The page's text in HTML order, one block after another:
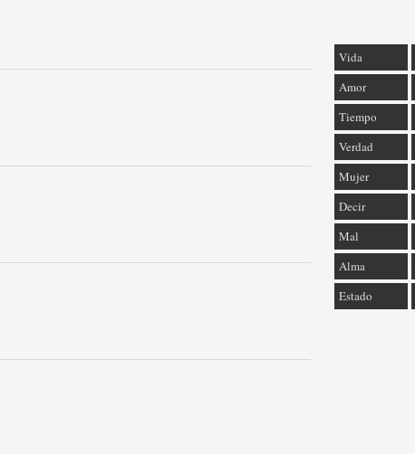
Vida
Amor
Tiempo
Verdad
Mujer
Decir
Mal
Alma
Estado